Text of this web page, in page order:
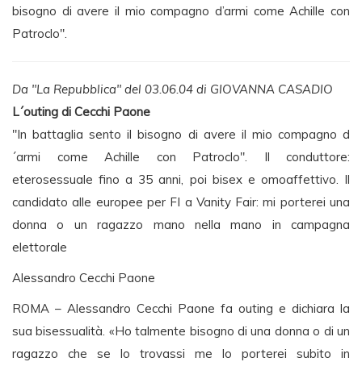
bisogno di avere il mio compagno d’armi come Achille con
Patroclo".
Da "La Repubblica" del 03.06.04 di GIOVANNA CASADIO
L´outing di Cecchi Paone
"In battaglia sento il bisogno di avere il mio compagno d
´armi come Achille con Patroclo". Il conduttore:
eterosessuale fino a 35 anni, poi bisex e omoaffettivo. Il
candidato alle europee per FI a Vanity Fair: mi porterei una
donna o un ragazzo mano nella mano in campagna
elettorale
Alessandro Cecchi Paone
ROMA – Alessandro Cecchi Paone fa outing e dichiara la
sua bisessualità. «Ho talmente bisogno di una donna o di un
ragazzo che se lo trovassi me lo porterei subito in